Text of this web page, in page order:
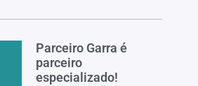
Parceiro Garra é
parceiro
especializado!